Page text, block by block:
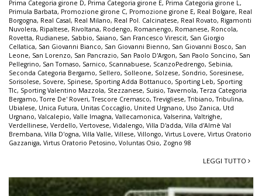
Prima Categoria girone D, Prima Categoria girone E, Prima Categoria girone L,
Primula Barbata, Promozione girone C, Promozione girone E, Real Bolgare, Real
Borgogna, Real Casal, Real Milano, Real Pol. Calcinatese, Real Rovato, Rigamonti
Nuvolera, Ripaltese, Rivoltana, Rodengo, Romanengo, Romanese, Roncola,
Rovetta, Rudianese, Sabbio, Saiano, San Francesco Virescit, San Giorgio
Cellatica, San Giovanni Bianco, San Giovanni Bienno, San Giovanni Bosco, San
Leone, San Lorenzo, San Pancrazio, San Paolo D'Argon, San Paolo Soncino, San
Pellegrino, San Tomaso, Sarnico, Scannabuese, ScanzoPedrengo, Sebinia,
Seconda Categoria Bergamo, Sellero, Solleone, Solzese, Sondrio, Soresinese,
Sorisolese, Sovere, Spinese, Sporting Adda Bottanuco, Sporting Leb, Sporting
Tlc, Sporting Valentino Mazzola, Stezzanese, Suisio,Tavernola,Terza Categoria
Bergamo,Torre De' Roveri,Trescore Cremasco,Trevigliese,Tribiano,Tribulina,
Ubialese, Unica Futura, Unitas Coccaglio, United Urgnano, Uso Zanica, Utd
Urgnano, Valcalepio, Valle Imagna, Vallecamonica, Valserina, Valtrighe,
Verdellinese, Verdello, Vertovese, Vidalengo, Villa D'adda, Villa d'Almè Val
Brembana, Villa D'ogna, Villa Valle, Villese, Villongo, Virtus Lovere, Virtus Oratorio
Gazzaniga, Virtus Oratorio Petosino, Voluntas Osio, Zogno 98
LEGGI TUTTO